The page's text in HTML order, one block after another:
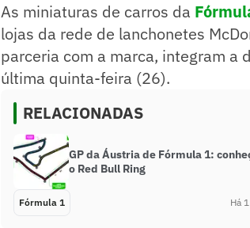
As miniaturas de carros da
lojas da rede de lanchonetes
parceria com a marca, integram a
última quinta-feira (26).
RELACIONADAS
GP da Áustria de Fórmula 1:
o Red Bull Ring
Fórmula 1 Há